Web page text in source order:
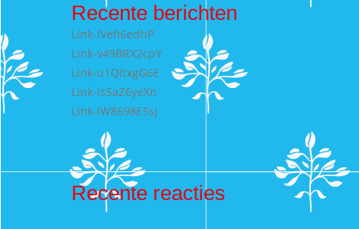
Recente berichten
Link-lVefI6edhP
Link-v49BRX2cpY
Link-u1QItxgG6E
Link-IsSaZ6yeXn
Link-lW8698E5sJ
Recente reacties